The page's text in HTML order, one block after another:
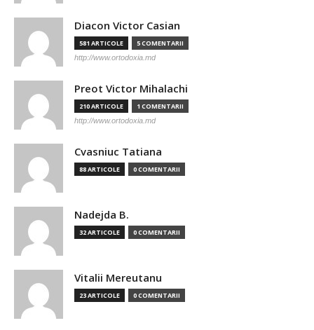
Diacon Victor Casian
581 ARTICOLE 5 COMENTARII
http://www.ortodoxia.md
Preot Victor Mihalachi
210 ARTICOLE 1 COMENTARII
http://www.ortodoxia.md
Cvasniuc Tatiana
88 ARTICOLE 0 COMENTARII
Nadejda B.
32 ARTICOLE 0 COMENTARII
Vitalii Mereutanu
23 ARTICOLE 0 COMENTARII